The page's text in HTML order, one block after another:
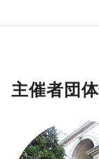
主催者団